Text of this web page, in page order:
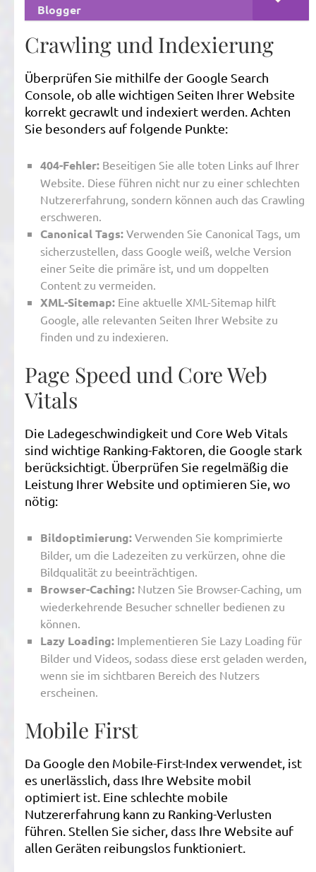
Blogger
Crawling und Indexierung
Überprüfen Sie mithilfe der Google Search
Console, ob alle wichtigen Seiten Ihrer Website
korrekt gecrawlt und indexiert werden. Achten
Sie besonders auf folgende Punkte:
404-Fehler: Beseitigen Sie alle toten Links auf Ihrer
Website. Diese führen nicht nur zu einer schlechten
Nutzererfahrung, sondern können auch das Crawling
erschweren.
Canonical Tags: Verwenden Sie Canonical Tags, um
sicherzustellen, dass Google weiß, welche Version
einer Seite die primäre ist, und um doppelten
Content zu vermeiden.
XML-Sitemap: Eine aktuelle XML-Sitemap hilft
Google, alle relevanten Seiten Ihrer Website zu
finden und zu indexieren.
Page Speed und Core Web
Vitals
Die Ladegeschwindigkeit und Core Web Vitals
sind wichtige Ranking-Faktoren, die Google stark
berücksichtigt. Überprüfen Sie regelmäßig die
Leistung Ihrer Website und optimieren Sie, wo
nötig:
Bildoptimierung: Verwenden Sie komprimierte
Bilder, um die Ladezeiten zu verkürzen, ohne die
Bildqualität zu beeinträchtigen.
Browser-Caching: Nutzen Sie Browser-Caching, um
wiederkehrende Besucher schneller bedienen zu
können.
Lazy Loading: Implementieren Sie Lazy Loading für
Bilder und Videos, sodass diese erst geladen werden,
wenn sie im sichtbaren Bereich des Nutzers
erscheinen.
Mobile First
Da Google den Mobile-First-Index verwendet, ist
es unerlässlich, dass Ihre Website mobil
optimiert ist. Eine schlechte mobile
Nutzererfahrung kann zu Ranking-Verlusten
führen. Stellen Sie sicher, dass Ihre Website auf
allen Geräten reibungslos funktioniert.